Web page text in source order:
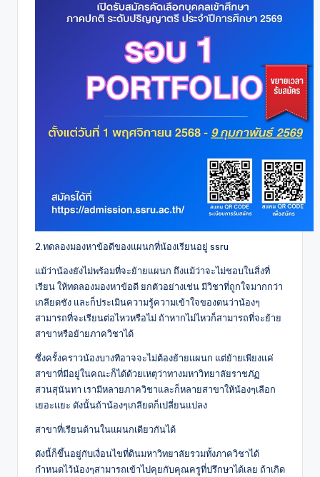
2.ทดลองมองหาข้อดีของแผนกที่น้องเรียนอยู่ ssru
แม้ว่าน้องยังไม่พร้อมที่จะย้ายแผนก ถึงแม้ว่าจะไม่ชอบในสิ่งที่
เรียน ให้ทดลองมองหาข้อดี ยกตัวอย่างเช่น มีวิชาที่ถูกใจมากกว่า
เกลียดชัง และก็ประเมินความรู้ความเข้าใจของตนว่าน้องๆ
สามารถที่จะเรียนต่อไหวหรือไม่ ถ้าหากไม่ไหวก็สามารถที่จะย้าย
สาขาหรือย้ายภาควิชาได้
ซึ่งครั้งคราวน้องบางทีอาจจะไม่ต้องย้ายแผนก แต่ย้ายเพียงแค่
สาขาที่มีอยู่ในคณะก็ได้ด้วยเหตุว่าทางมหาวิทยาลัยราชภัฏ
สวนสุนันทา เรามีหลายภาควิชาและก็หลายสาขาให้น้องๆเลือก
เยอะแยะ ดังนั้นถ้าน้องๆเกลียดก็เปลี่ยนแปลง
สาขาที่เรียนด้านในแผนกเดียวกันได้
ดังนี้ก็ขึ้นอยู่กับเงื่อนไขที่ดินมหาวิทยาลัยรวมทั้งภาควิชาได้
กำหนดไว้น้องๆสามารถเข้าไปคุยกับคุณครูที่ปรึกษาได้เลย ถ้าเกิด